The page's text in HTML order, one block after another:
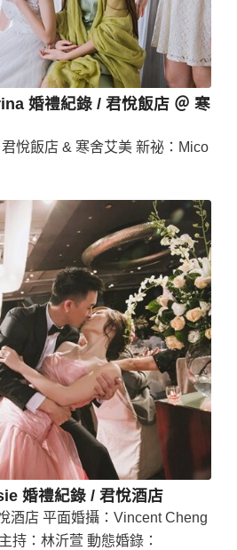
婚禮紀錄 / 君悅飯店 ＠ 寒
悅飯店 & 寒舍艾美 新祕：Mico
婚禮紀錄 / 君悅酒店
酒店 平面婚攝：Vincent Cheng
持：林沂萱 動態婚錄：